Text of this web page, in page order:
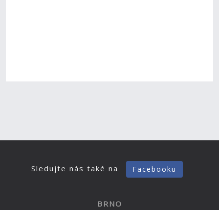
Sledujte nás také na Facebooku
BRNO